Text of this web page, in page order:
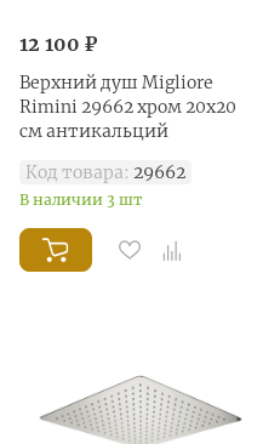
12 100 ₽
Верхний душ Migliore
Rimini 29662 хром 20х20
см антикальций
Код товара: 29662
В наличии 3 шт